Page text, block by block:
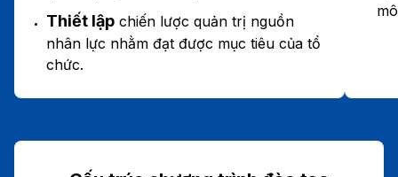
Thiết lập chiến lược quản trị nguồn
nhân lực nhằm đạt được mục tiêu của tổ
chức.